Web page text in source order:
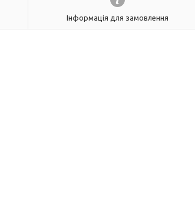
Інформація для замовлення